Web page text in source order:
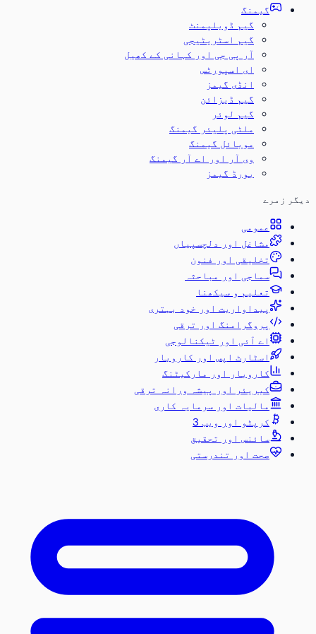
گیمنگ
گیم ڈویلپمنٹ
گیم اسٹریٹیجی
آر پی جی اور کہانی کے کھیل
ای اسپورٹس
انڈی گیمز
گیم ڈیزائن
گیم لوئر
ملٹی پلیئر گیمنگ
موبائل گیمنگ
وی آر اور اے آر گیمنگ
بورڈ گیمز
دیگر زمرے
عمومی
مشاغل اور دلچسپیاں
تخلیقی اور فنون
سماجی اور مباحثہ
تعلیم و سیکھنا
پیداواریت اور خود بہتری
پروگرامنگ اور ترقی
اے آئی اور ٹیکنالوجی
اسٹارٹ اپس اور کاروبار
کاروبار اور مارکیٹنگ
کیریئر اور پیشہ ورانہ ترقی
مالیات اور سرمایہ کاری
کرپٹو اور ویب 3
سائنس اور تحقیق
صحت اور تندرستی